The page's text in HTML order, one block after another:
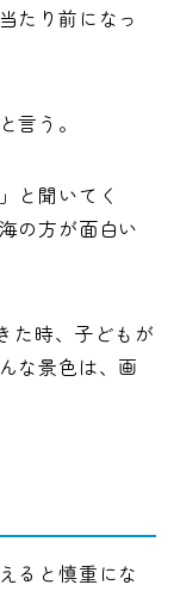
たり前になっ
言う。
と聞いてく
の方が面白い
た時、子どもが
な景色は、画
ると慎重にな